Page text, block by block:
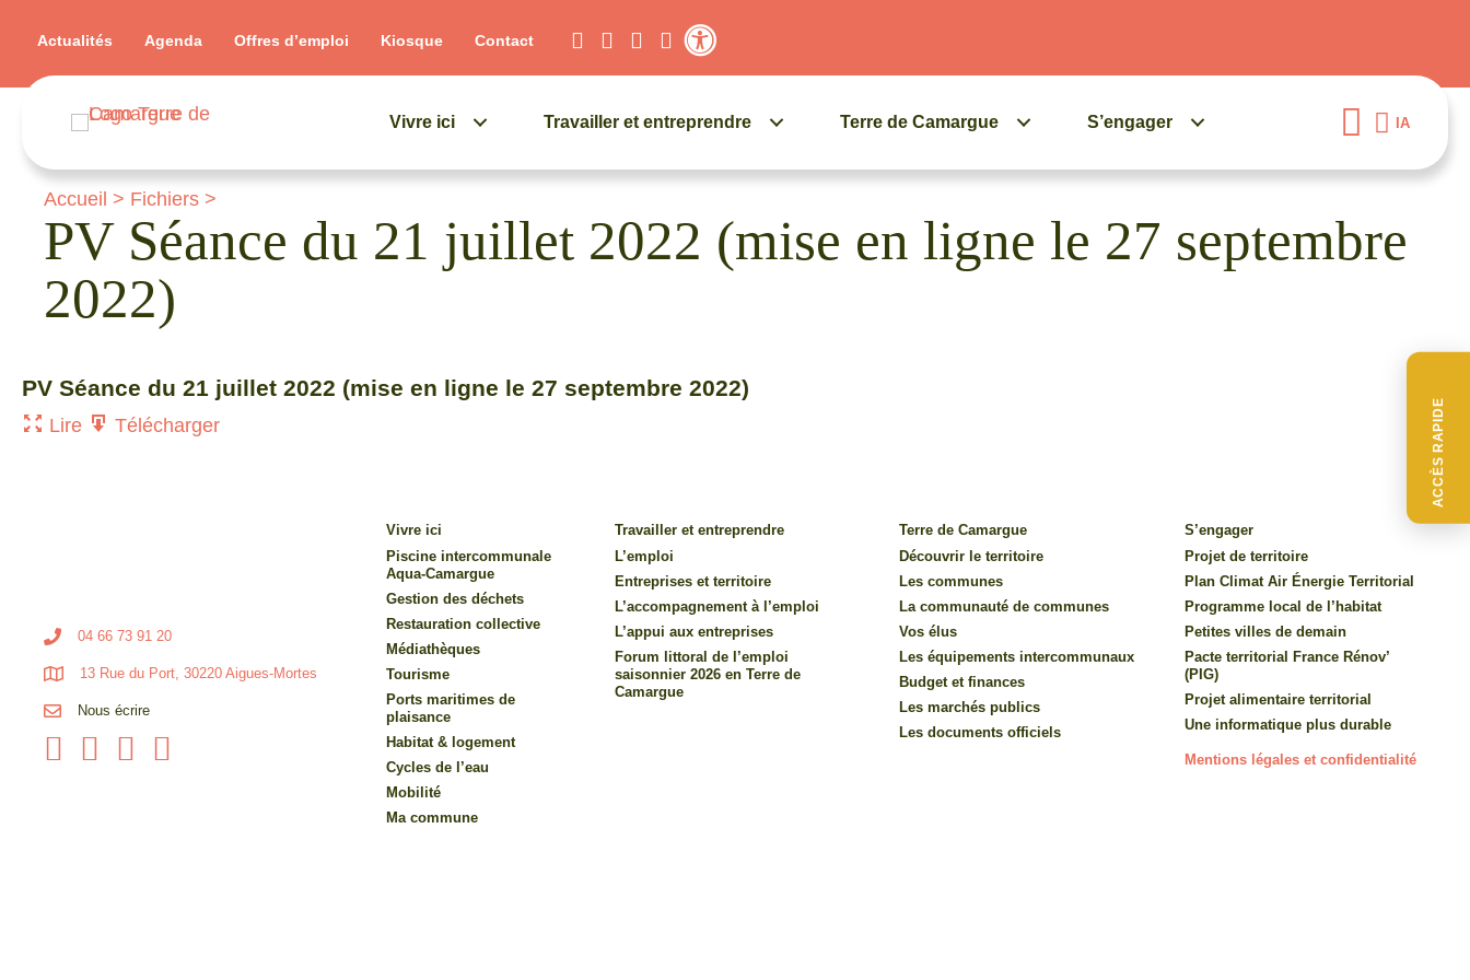
ACCÈS RAPIDE
Actualités Agenda Offres d’emploi Kiosque
Contact
Vivre ici Travailler et entreprendre Terre de Camargue S’engager IA
Accueil > Fichiers >
PV Séance du 21 juillet 2022 (mise en ligne le 27 septembre
2022)
PV Séance du 21 juillet 2022 (mise en ligne le 27 septembre 2022)
Lire Télécharger
04 66 73 91 20
13 Rue du Port, 30220 Aigues-Mortes
Nous écrire
Vivre ici
Piscine intercommunale
Aqua-Camargue
Gestion des déchets
Restauration collective
Médiathèques
Tourisme
Ports maritimes de
plaisance
Habitat & logement
Cycles de l’eau
Mobilité
Ma commune
Travailler et entreprendre
L’emploi
Entreprises et territoire
L’accompagnement à l’emploi
L’appui aux entreprises
Forum littoral de l’emploi
saisonnier 2026 en Terre de
Camargue
Terre de Camargue
Découvrir le territoire
Les communes
La communauté de communes
Vos élus
Les équipements intercommunaux
Budget et finances
Les marchés publics
Les documents officiels
S’engager
Projet de territoire
Plan Climat Air Énergie Territorial
Programme local de l’habitat
Petites villes de demain
Pacte territorial France Rénov’
(PIG)
Projet alimentaire territorial
Une informatique plus durable
Mentions légales et confidentialité